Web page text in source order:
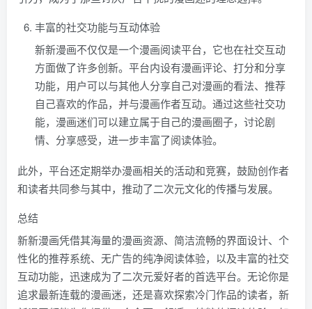
丰富的社交功能与互动体验
新新漫画不仅仅是一个漫画阅读平台，它也在社交互动
方面做了许多创新。平台内设有漫画评论、打分和分享
功能，用户可以与其他人分享自己对漫画的看法、推荐
自己喜欢的作品，并与漫画作者互动。通过这些社交功
能，漫画迷们可以建立属于自己的漫画圈子，讨论剧
情、分享感受，进一步丰富了阅读体验。
此外，平台还定期举办漫画相关的活动和竞赛，鼓励创作者
和读者共同参与其中，推动了二次元文化的传播与发展。
总结
新新漫画凭借其海量的漫画资源、简洁流畅的界面设计、个
性化的推荐系统、无广告的纯净阅读体验，以及丰富的社交
互动功能，迅速成为了二次元爱好者的首选平台。无论你是
追求最新连载的漫画迷，还是喜欢探索冷门作品的读者，新